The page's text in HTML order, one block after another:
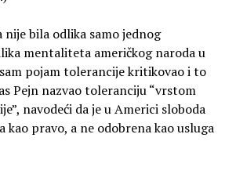
bila odlika samo jednog
mentaliteta američkog naroda u
pojam tolerancije kritikovao i to
Pejn nazvao toleranciju “vrstom
navodeći da je u Americi sloboda
kao pravo, a ne odobrena kao usluga